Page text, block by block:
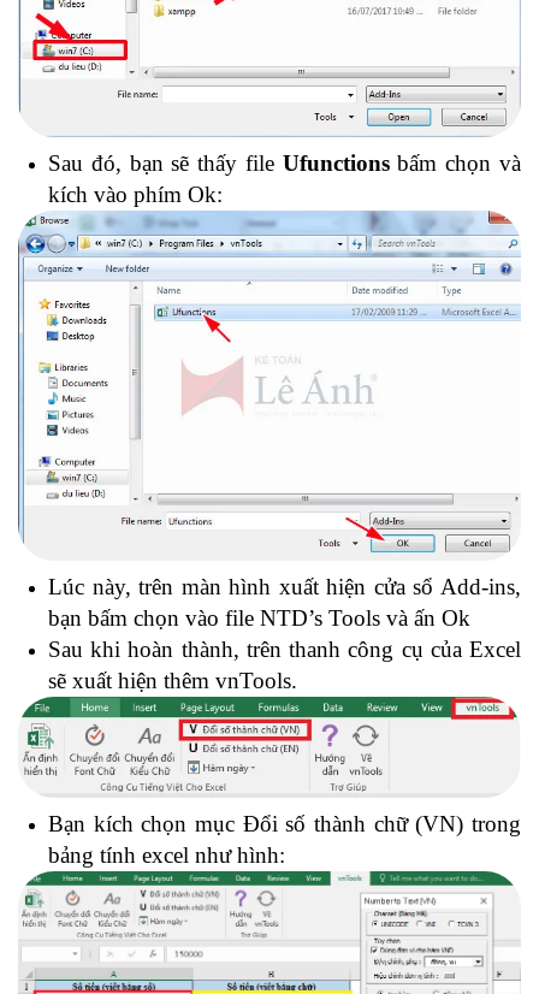
Sau đó, bạn sẽ thấy file Ufunctionsbấm chọn và
kích vào phím Ok:
Lúc này, trên màn hình xuất hiện cửa sổ Add-ins,
bạn bấm chọn vào file NTD’s Tools và ấn Ok
Sau khi hoàn thành, trên thanh công cụ của Excel
sẽ xuất hiện thêm vnTools.
Bạn kích chọn mục Đổi số thành chữ (VN) trong
bảng tính excel như hình: